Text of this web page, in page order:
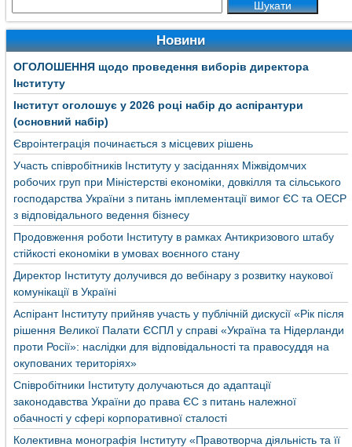
Новини
ОГОЛОШЕННЯ щодо проведення виборів директора
Інституту
Інститут оголошує у 2026 році набір до аспірантури
(основний набір)
Євроінтеграція починається з місцевих рішень
Участь співробітників Інституту у засіданнях Міжвідомчих
робочих груп при Міністерстві економіки, довкілля та сільського
господарства України з питань імплементації вимог ЄС та ОЕСР
з відповідального ведення бізнесу
Продовження роботи Інституту в рамках Антикризового штабу
стійкості економіки в умовах воєнного стану
Директор Інституту долучився до вебінару з розвитку наукової
комунікації в Україні
Аспірант Інституту прийняв участь у публічній дискусії «Рік після
рішення Великої Палати ЄСПЛ у справі «Україна та Нідерланди
проти Росії»: наслідки для відповідальності та правосуддя на
окупованих територіях»
Співробітники Інституту долучаються до адаптації
законодавства України до права ЄС з питань належної
обачності у сфері корпоративної сталості
Колективна монографія Інституту «Правотворча діяльність та її